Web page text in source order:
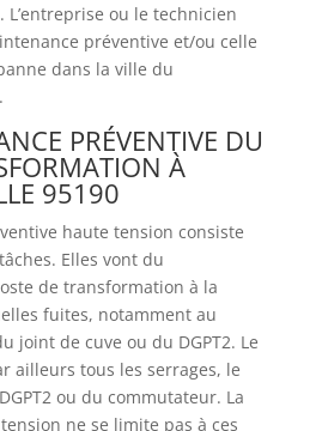
L’entreprise ou le technicien
préventive et/ou celle
dans la ville du
PRÉVENTIVE DU
À
95190
haute tension consiste
Elles vont du
de transformation à la
fuites, notamment au
joint de cuve ou du DGPT2. Le
ailleurs tous les serrages, le
ou du commutateur. La
ne se limite pas à ces